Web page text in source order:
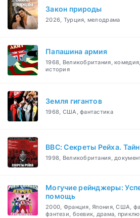
Закон природы
2026, Турция, мелодрама
Папашина армия
1968, Великобритания,
история
Земля гигантов
1968, США, фантастика
BBC: Секреты Рейха.
1998, Великобритания,
Могучие рейнджеры:
помощь
2000, Франция, Япония, США,
фэнтези, боевик, драма,